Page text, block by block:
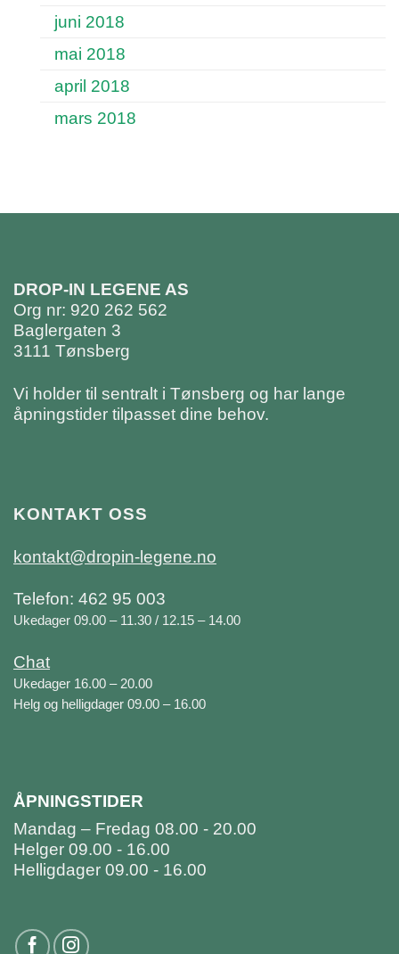
juni 2018
mai 2018
april 2018
mars 2018
DROP-IN LEGENE AS
Org nr: 920 262 562
Baglergaten 3
3111 Tønsberg
Vi holder til sentralt i Tønsberg og har lange
åpningstider tilpasset dine behov.
KONTAKT OSS
kontakt@dropin-legene.no
Telefon: 462 95 003
Ukedager 09.00 – 11.30 / 12.15 – 14.00
Chat
Ukedager 16.00 – 20.00
Helg og helligdager 09.00 – 16.00
ÅPNINGSTIDER
Mandag – Fredag 08.00 - 20.00
Helger 09.00 - 16.00
Helligdager 09.00 - 16.00